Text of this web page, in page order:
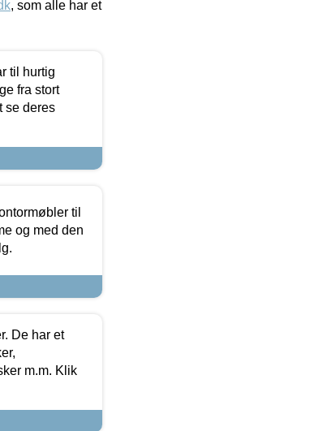
, som alle har et
til hurtig
fra stort
se deres
til
og med den
De har et
m.m. Klik